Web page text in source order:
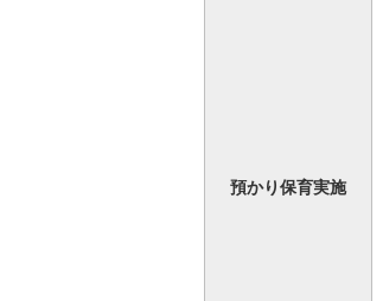
預かり保育実施